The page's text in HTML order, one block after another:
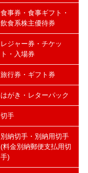
食事券・食事ギフト・
飲食系株主優待券
レジャー券・チケッ
ト・入場券
旅行券・ギフト券
はがき・レターパック
切手
別納切手・別納用切手
(料金別納郵便支払用切
手)